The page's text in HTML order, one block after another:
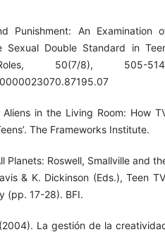
Punishment: An Examination
Sexual Double Standard in
50(7/8), 505-
in the Living Room: How
The Frameworks Institute.
Planets: Roswell, Smallville and
& K. Dickinson (Eds.), Teen
(pp. 17-28). BFI.
La gestión de la